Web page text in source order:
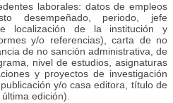
laborales: datos de empleos
desempeñado, periodo, jefe
localización de la institución y
y/o referencias), carta de no
de no sanción administrativa, de
nivel de estudios, asignaturas
y proyectos de investigación
y/o casa editora, título de
edición).